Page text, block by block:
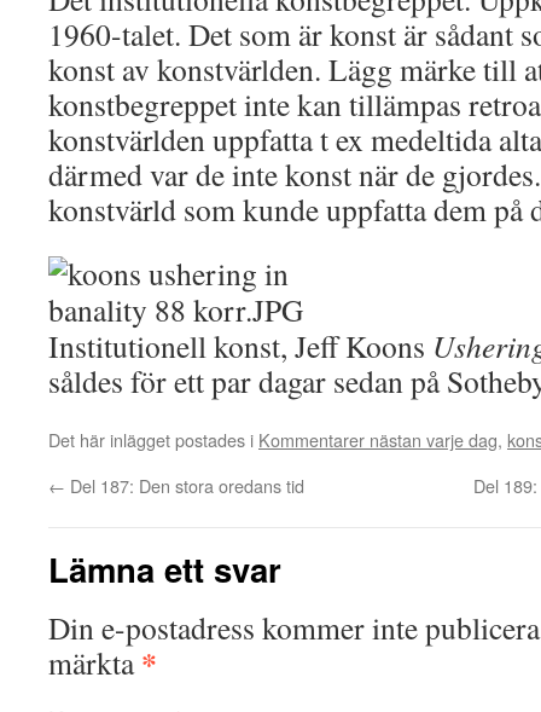
1960-talet. Det som är konst är sådant
konst av konstvärlden. Lägg märke till
konstbegreppet inte kan tillämpas
konstvärlden uppfatta t ex medeltida
därmed var de inte konst när de
konstvärld som kunde uppfatta dem på
Institutionell konst, Jeff Koons
såldes för ett par dagar sedan på
Det här inlägget postades i Kommentarer nästan varje dag,
← Del 187: Den stora oredans tid Del
Lämna ett svar
Din e-postadress kommer inte
märkta*